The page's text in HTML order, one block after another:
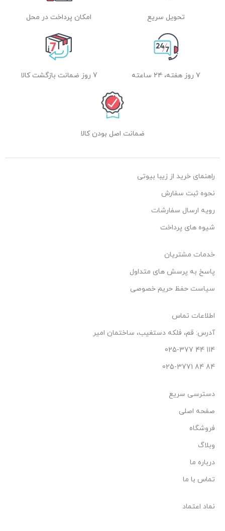
تحویل سریع امکان پرداخت در محل
۷ روز هفته، ۲۴ ساعته 7 روز ضمانت بازگشت کالا
ضمانت اصل بودن کالا
راهنمای خرید از زیبا بیوتی
نحوه ثبت سفارش
رویه ارسال سفارشات
شیوه های پرداخت
خدمات مشتریان
پاسخ به پرسش های متداول
سیاست حفظ حریم خصوصی
اطلاعات تماس
آدرس: قم، فلکه دستغیب، ساختمان امیر
114 44 025-377
84 84 025-3771
دسترسی سریع
صفحه اصلی
فروشگاه
وبلاگ
درباره ما
تماس با ما
نماد اعتماد